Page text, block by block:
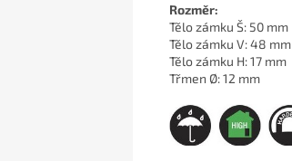
Rozměr:
Tělo zámku Š: 50 mm
Tělo zámku V: 48 mm
Tělo zámku H: 17 mm
Třmen Ø: 12 mm